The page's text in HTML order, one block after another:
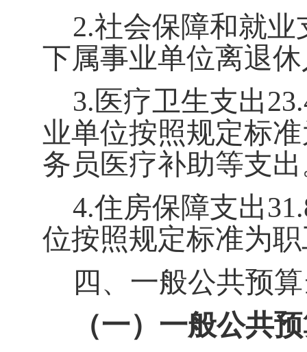
2.社会保障和就业
下属事业单位离退
3.医疗卫生支出
业单位按照规定标
务员医疗补助等支
4.住房保障支出
位按照规定标准为
四、一般公共预
（一）一般公共